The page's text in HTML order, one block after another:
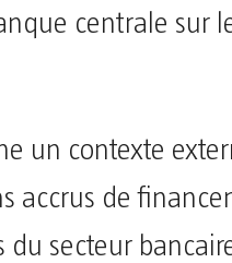
centrale sur
un contexte
accrus de
du secteur